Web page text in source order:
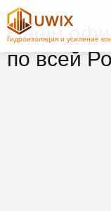
Наши
по всей